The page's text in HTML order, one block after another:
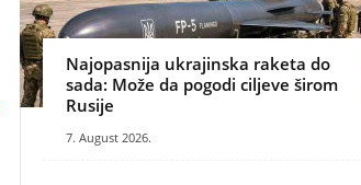
Najopasnija ukrajinska raketa do
sada: Može da pogodi ciljeve širom
Rusije
7. August 2026.